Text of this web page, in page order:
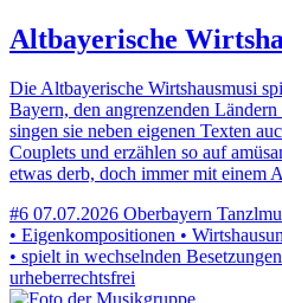
Altbayerische
Die Altbayerische Wirtshausmusi
Bayern, den angrenzenden
singen sie neben eigenen Texten
Couplets und erzählen so auf
etwas derb, doch immer mit einem
#6 07.07.2026 Oberbayern
• Eigenkompositionen •
• spielt in wechselnden
urheberrechtsfrei